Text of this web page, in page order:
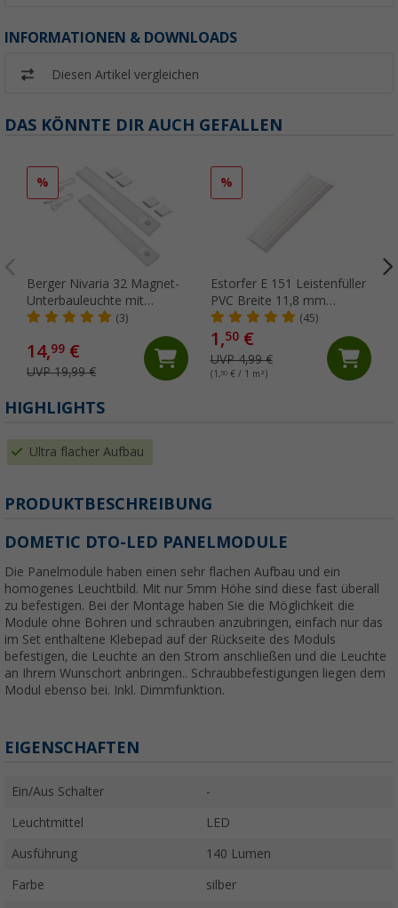
INFORMATIONEN & DOWNLOADS
Diesen Artikel vergleichen
DAS KÖNNTE DIR AUCH GEFALLEN
%
Berger Nivaria 32 Magnet-
Unterbauleuchte mit
Bewegungssensor 2er-Set
(3)
14,99 €
UVP 19,99 €
%
Estorfer E 151 Leistenfüller
PVC Breite 11,8 mm
Meterware weiß(45)
1,50€
UVP 4,99 €
(1,50€ / 1 m²)
HIGHLIGHTS
Ultra flacher Aufbau
PRODUKTBESCHREIBUNG
DOMETIC DTO-LED PANELMODULE
Die Panelmodule haben einen sehr flachen Aufbau und ein
homogenes Leuchtbild. Mit nur 5mm Höhe sind diese fast überall
zu befestigen. Bei der Montage haben Sie die Möglichkeit die
Module ohne Bohren und schrauben anzubringen, einfach nur das
im Set enthaltene Klebepad auf der Rückseite des Moduls
befestigen, die Leuchte an den Strom anschließen und die Leuchte
an Ihrem Wunschort anbringen.. Schraubbefestigungen liegen dem
Modul ebenso bei. Inkl. Dimmfunktion.
EIGENSCHAFTEN
Ein/Aus Schalter -
Leuchtmittel LED
Ausführung 140 Lumen
Farbe silber